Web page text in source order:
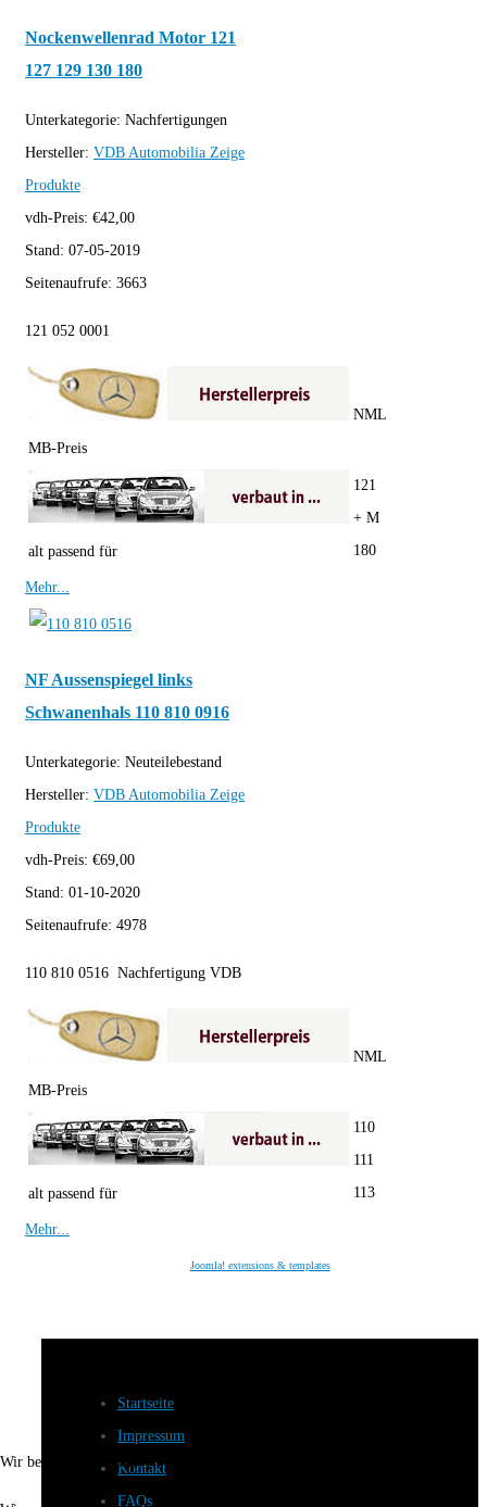
Nockenwellenrad Motor 121
127 129 130 180
Unterkategorie: Nachfertigungen
Hersteller: VDB Automobilia Zeige
Produkte
vdh-Preis: €42,00
Stand: 07-05-2019
Seitenaufrufe: 3663
121 052 0001
MB-Preis
NML
alt passend für
121
+ M
180
Mehr...
NF Aussenspiegel links
Schwanenhals 110 810 0916
Unterkategorie: Neuteilebestand
Hersteller: VDB Automobilia Zeige
Produkte
vdh-Preis: €69,00
Stand: 01-10-2020
Seitenaufrufe: 4978
110 810 0516 Nachfertigung VDB
MB-Preis
NML
alt passend für
110
111
113
Mehr...
Joomla! extensions & templates
Startseite
Impressum
Kontakt
FAQs
Wir benutzen Cookies